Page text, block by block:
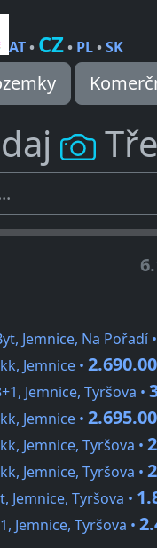
AT• CZ• PL•SK
Jemnice, Na Pořadí •
Jemnice •
Jemnice, Tyršova •
Jemnice •
Jemnice, Tyršova •
Jemnice, Tyršova •
Jemnice, Tyršova •
Jemnice, Tyršova •